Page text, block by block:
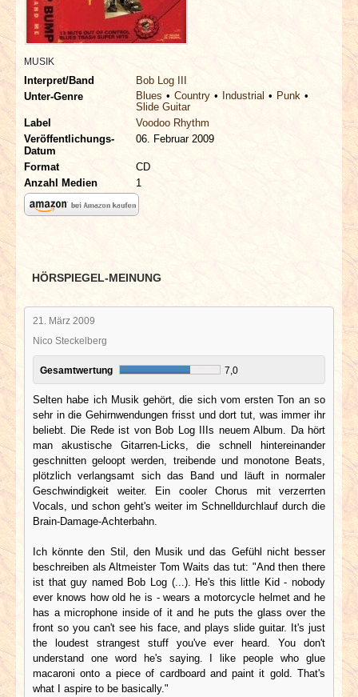
SPECIALS
REDAKTION
ARCHIV
MUSIK
Interpret/Band
Bob Log III
Unter-Genre
Blues Country Industrial
Punk
Slide Guitar
Label
Voodoo Rhythm
Veröffentlichungs-
Datum
06. Februar 2009
Format
CD
Anzahl Medien
1
HÖRSPIEGEL-MEINUNG
21. März 2009
Nico Steckelberg
Gesamtwertung 7,0
Selten habe ich Musik gehört, die sich vom ersten Ton an so
sehr in die Gehirnwendungen frisst und dort tut, was immer ihr
beliebt. Die Rede ist von Bob Log IIIs neuem Album. Da hört
man akustische Gitarren-Licks, die schnell hintereinander
geschnitten geloopt werden, treibende und monotone Beats,
plötzlich verlangsamt sich das Band und läuft in normaler
Geschwindigkeit weiter. Ein cooler Chorus mit verzerrten
Vocals, und schon geht's weiter im Schnelldurchlauf durch die
Brain-Damage-Achterbahn.
Ich könnte den Stil, den Musik und das Gefühl nicht besser
beschreiben als Altmeister Tom Waits das tut: "And then there
ist that guy named Bob Log (...). He's this little Kid - nobody
ever knows how old he is - wears a motorcycle helmet and he
has a microphone inside of it and he puts the glass over the
front so you can't see his face, and plays slide guitar. It's just
the loudest strangest stuff you've ever heard. You don't
understand one word he's saying. I like people who glue
macaroni onto a piece of cardboard and paint it gold. That's
what I aspire to be basically."